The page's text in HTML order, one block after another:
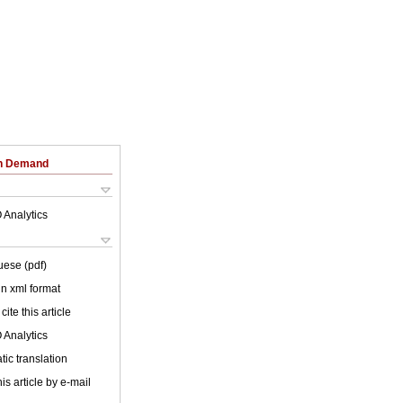
Demand
Analytics
(pdf)
xml format
this article
Analytics
translation
article by e-mail